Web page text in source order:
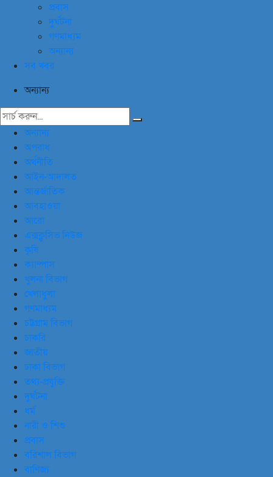
প্রবাস
দুর্ঘটনা
গণমাধ্যম
অন্যান্য
সব খবর
অন্যান্য
অন্যান্য
অপরাধ
অর্থনীতি
আইন-আদালত
আন্তর্জাতিক
আবহাওয়া
আরো
এক্সক্লুসিভ নিউজ
কৃষি
ক্যাম্পাস
খুলনা বিভাগ
খেলাধুলা
গণমাধ্যম
চট্টগ্রাম বিভাগ
চাকরি
জাতীয়
ঢাকা বিভাগ
তথ্য-প্রযুক্তি
দুর্ঘটনা
ধর্ম
নারী ও শিশু
প্রবাস
বরিশাল বিভাগ
বাণিজ্য